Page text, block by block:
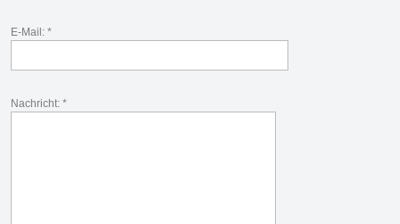
E-Mail: *
Nachricht: *